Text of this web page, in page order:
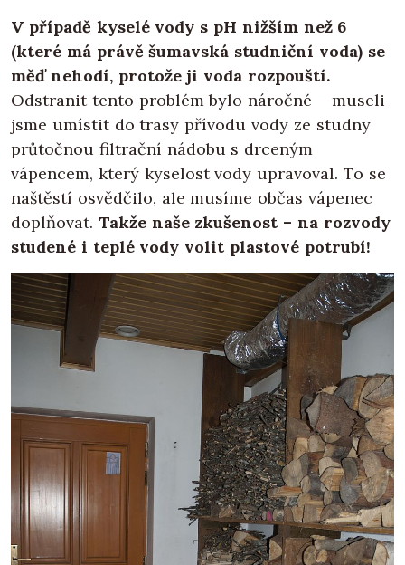
V případě kyselé vody s pH nižším než 6
(které má právě šumavská studniční voda) se
měď nehodí, protože ji voda rozpouští.
Odstranit tento problém bylo náročné – museli
jsme umístit do trasy přívodu vody ze studny
průtočnou filtrační nádobu s drceným
vápencem, který kyselost vody upravoval. To se
naštěstí osvědčilo, ale musíme občas vápenec
doplňovat. Takže naše zkušenost – na rozvody
studené i teplé vody volit plastové potrubí!